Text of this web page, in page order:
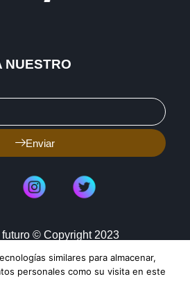
NUESTRO
Enviar
© Copyright 2023
Política de Cookies
similares para almacenar,
personales como su visita en este